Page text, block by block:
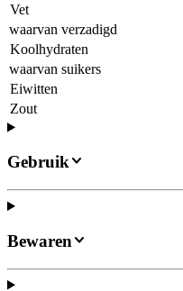
Vet
waarvan verzadigd
Koolhydraten
waarvan suikers
Eiwitten
Zout
Gebruik
Bewaren